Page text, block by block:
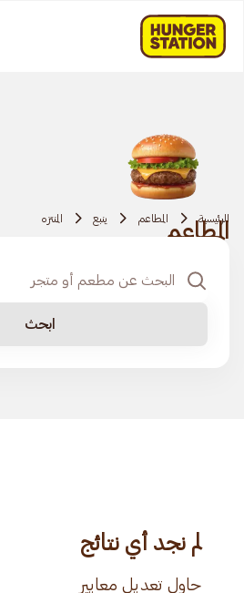
الرئيسية المطاعم ينبع المنتزه
المطاعم
ابحث
لم نجد أي نتائج
حاول تعديل معايير